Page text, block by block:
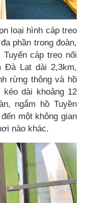
loại hình cáp treo
phần trong đoàn,
cáp treo nối
Đà Lạt dài 2,3km,
rừng thông và hồ
dài khoảng 12
ngắm hồ Tuyền
một không gian
nào khác.